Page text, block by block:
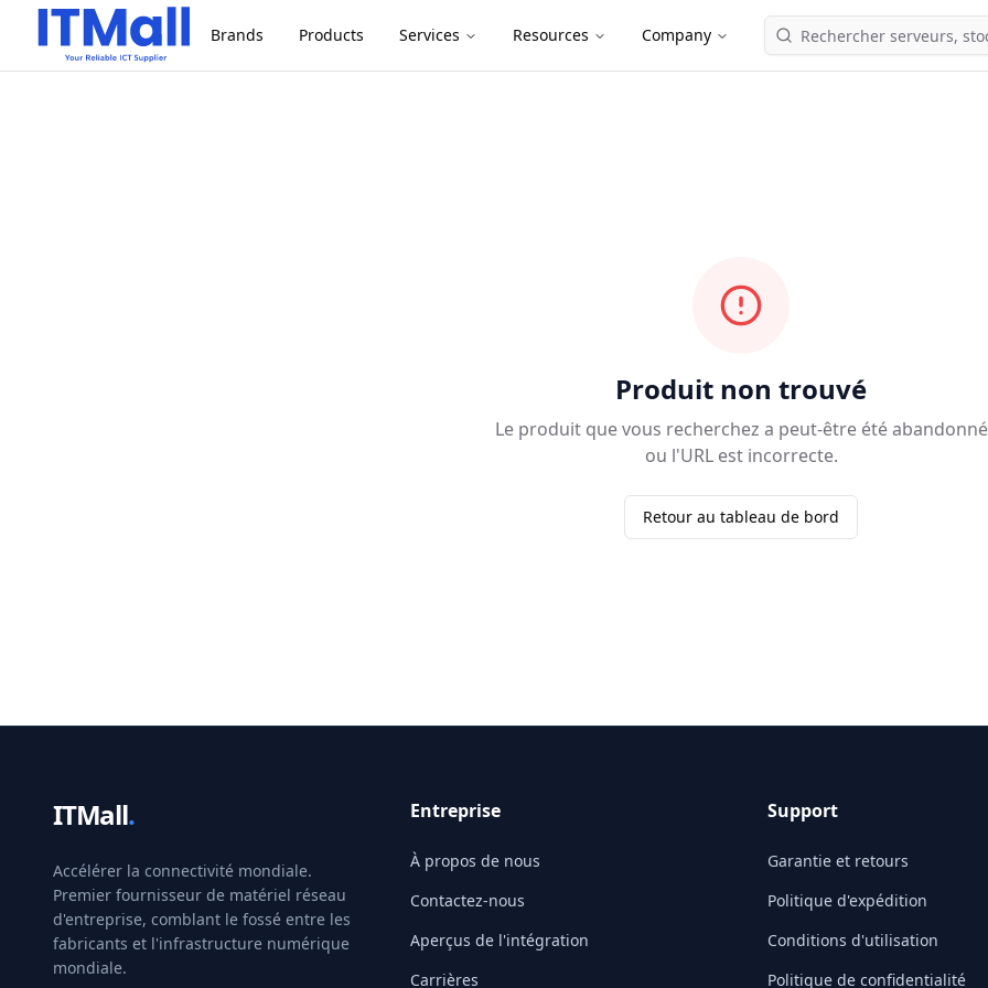
Brands Products Services Resources Company
Produit non trouvé
Le produit que vous recherchez a peut-être été abandonné
ou l'URL est incorrecte.
Retour au tableau de bord
ITMall.
Accélérer la connectivité mondiale.
Premier fournisseur de matériel réseau
d'entreprise, comblant le fossé entre les
fabricants et l'infrastructure numérique
mondiale.
Entreprise
À propos de nous
Contactez-nous
Aperçus de l'intégration
Carrières
Support
Garantie et retours
Politique d'expédition
Conditions d'utilisation
Politique de confidentialité